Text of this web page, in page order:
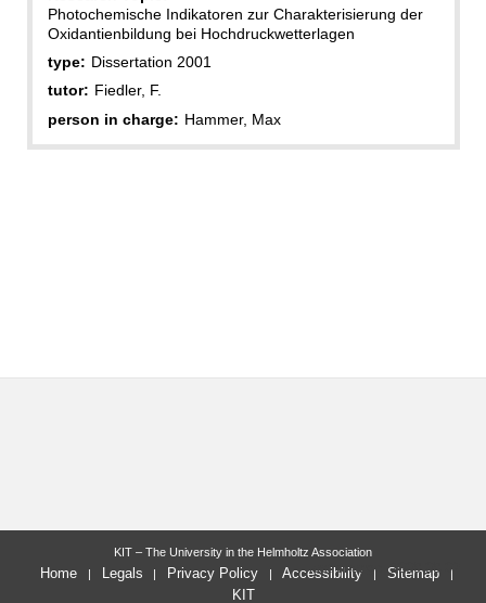
Photochemische Indikatoren zur Charakterisierung der
Oxidantienbildung bei Hochdruckwetterlagen
type: Dissertation 2001
tutor: Fiedler, F.
person in charge: Hammer, Max
last change: 2009-09-02
KIT – The University in the Helmholtz Association
Home Legals Privacy Policy Accessibility
Sitemap
KIT